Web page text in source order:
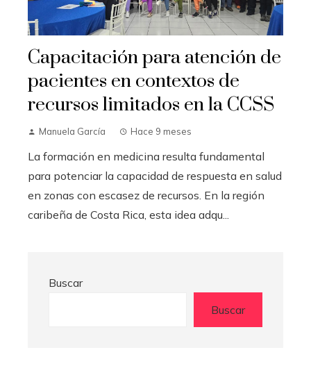
Capacitación para atención de
pacientes en contextos de
recursos limitados en la CCSS
Manuela García Hace 9 meses
La formación en medicina resulta fundamental
para potenciar la capacidad de respuesta en salud
en zonas con escasez de recursos. En la región
caribeña de Costa Rica, esta idea adqu...
Buscar
Buscar